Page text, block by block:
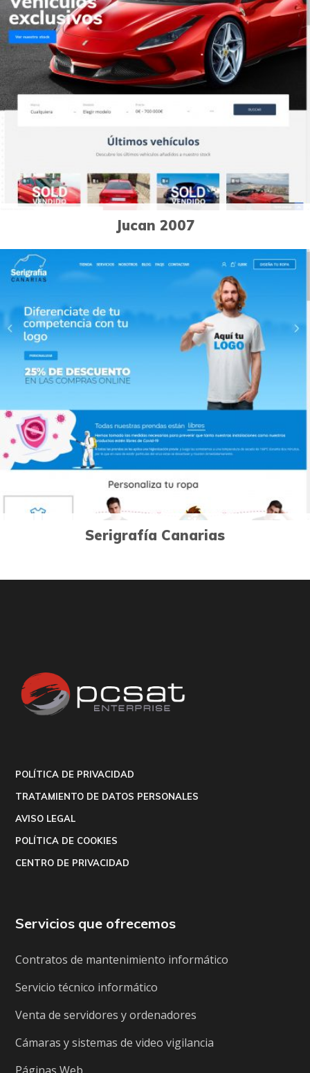
0
Páginas Web
Jucan 2007
Páginas Web
Serigrafía Canarias
POLÍTICA DE PRIVACIDAD
TRATAMIENTO DE DATOS PERSONALES
AVISO LEGAL
POLÍTICA DE COOKIES
CENTRO DE PRIVACIDAD
Servicios que ofrecemos
Contratos de mantenimiento informático
Servicio técnico informático
Venta de servidores y ordenadores
Cámaras y sistemas de video vigilancia